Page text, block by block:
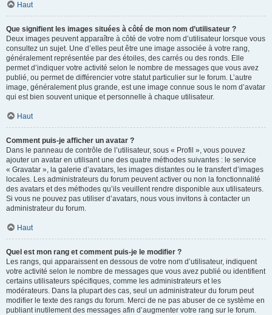
Haut
Que signifient les images situées à côté de mon nom d’utilisateur ?
Deux images peuvent apparaître à côté de votre nom d’utilisateur lorsque vous
consultez un sujet. Une d’elles peut être une image associée à votre rang,
généralement représentée par des étoiles, des carrés ou des ronds. Elle
permet d’indiquer votre activité selon le nombre de messages que vous avez
publié, ou permet de différencier votre statut particulier sur le forum. L’autre
image, généralement plus grande, est une image connue sous le nom d’avatar
qui est bien souvent unique et personnelle à chaque utilisateur.
Haut
Comment puis-je afficher un avatar ?
Dans le panneau de contrôle de l’utilisateur, sous « Profil », vous pouvez
ajouter un avatar en utilisant une des quatre méthodes suivantes : le service
« Gravatar », la galerie d’avatars, les images distantes ou le transfert d’images
locales. Les administrateurs du forum peuvent activer ou non la fonctionnalité
des avatars et des méthodes qu’ils veuillent rendre disponible aux utilisateurs.
Si vous ne pouvez pas utiliser d’avatars, nous vous invitons à contacter un
administrateur du forum.
Haut
Quel est mon rang et comment puis-je le modifier ?
Les rangs, qui apparaissent en dessous de votre nom d’utilisateur, indiquent
votre activité selon le nombre de messages que vous avez publié ou identifient
certains utilisateurs spécifiques, comme les administrateurs et les
modérateurs. Dans la plupart des cas, seul un administrateur du forum peut
modifier le texte des rangs du forum. Merci de ne pas abuser de ce système en
publiant inutilement des messages afin d’augmenter votre rang sur le forum.